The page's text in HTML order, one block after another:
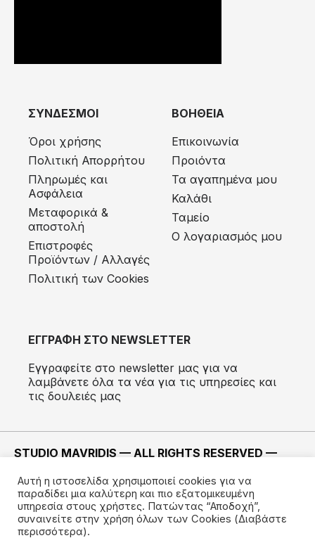
ΣΥΝΔΕΣΜΟΙ
Όροι χρήσης
Πολιτική Απορρήτου
Πληρωμές και
Ασφάλεια
Μεταφορικά &
αποστολή
Eπιστροφές
Προϊόντων / Αλλαγές
Πολιτική των Cookies
ΒΟΗΘΕΙΑ
Επικοινωνία
Προιόντα
Τα αγαπημένα μου
Καλάθι
Ταμείο
Ο λογαριασμός μου
ΕΓΓΡΑΦΗ ΣΤΟ NEWSLETTER
Εγγραφείτε στο newsletter μας για να
λαμβάνετε όλα τα νέα για τις υπηρεσίες και
τις δουλειές μας
STUDIO MAVRIDIS — ALL RIGHTS RESERVED —
ΚΑΤΑΣΚΕΥΗ —IMODE
Αυτή η ιστοσελίδα χρησιμοποιεί cookies για να
παραδίδει μια καλύτερη και πιο εξατομικευμένη
υπηρεσία στους χρήστες. Πατώντας “Αποδοχή”,
συναινείτε στην χρήση όλων των Cookies (Διαβάστε
περισσότερα).